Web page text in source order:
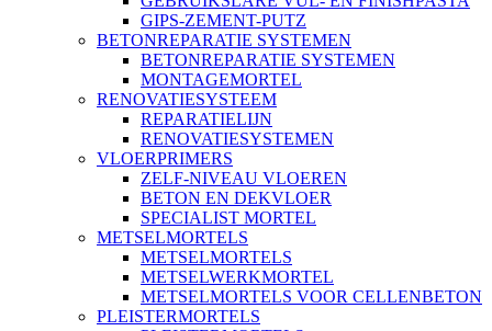
GIPS-ZEMENT-PUTZ
BETONREPARATIE SYSTEMEN
BETONREPARATIE SYSTEMEN
MONTAGEMORTEL
RENOVATIESYSTEEM
REPARATIELIJN
RENOVATIESYSTEMEN
VLOERPRIMERS
ZELF-NIVEAU VLOEREN
BETON EN DEKVLOER
SPECIALIST MORTEL
METSELMORTELS
METSELMORTELS
METSELWERKMORTEL
METSELMORTELS VOOR CELLENBETON
PLEISTERMORTELS